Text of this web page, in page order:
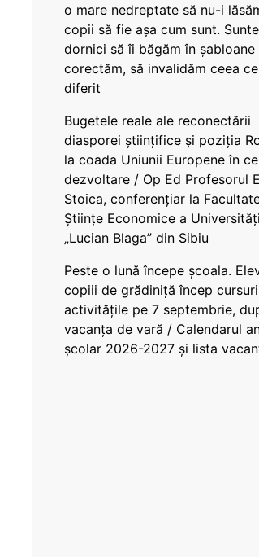
o mare nedreptate să nu-i
copii să fie așa cum sunt.
dornici să îi băgăm în șabloane
corectăm, să invalidăm ceea
diferit
Bugetele reale ale reconectării
diasporei științifice și poziția
la coada Uniunii Europene în
dezvoltare / Op Ed Profesorul
Stoica, conferențiar la
Științe Economice a
„Lucian Blaga” din Sibiu
Peste o lună începe școala.
copiii de grădiniță încep
activitățile pe 7 septembrie,
vacanța de vară / Calendarul
școlar 2026-2027 și lista